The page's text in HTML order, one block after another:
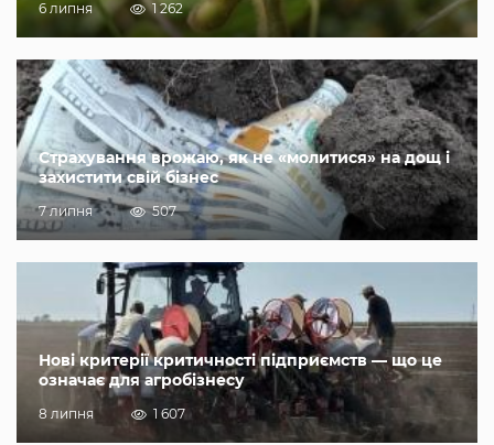
6 липня 1 262
Страхування врожаю, як не «молитися» на дощ і
захистити свій бізнес
7 липня 507
Нові критерії критичності підприємств — що це
означає для агробізнесу
8 липня 1 607